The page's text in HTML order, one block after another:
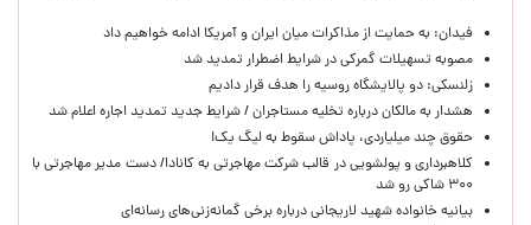
فیدان: به حمایت از مذاکرات میان ایران و آمریکا ادامه خواهیم داد
مصوبه تسهیلات گمرکی در شرایط اضطرار تمدید شد
زلنسکی: دو پالایشگاه روسیه را هدف قرار دادیم
هشدار به مالکان درباره تخلیه مستاجران / شرایط جدید تمدید اجاره اعلام شد
حقوق چند میلیاردی، پاداش سقوط به لیگ یک!
کلاهبرداری و پولشویی در قالب شرکت مهاجرتی به کانادا/ دست مدیر مهاجرتی با
۳۰۰ شاکی رو شد
بیانیه خانواده شهید لاریجانی درباره برخی گمانه‌زنی‌های رسانه‌ای